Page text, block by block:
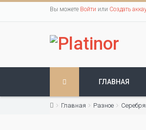
Вы можете Войти или Создать
ГЛАВНАЯ
Главная Разное